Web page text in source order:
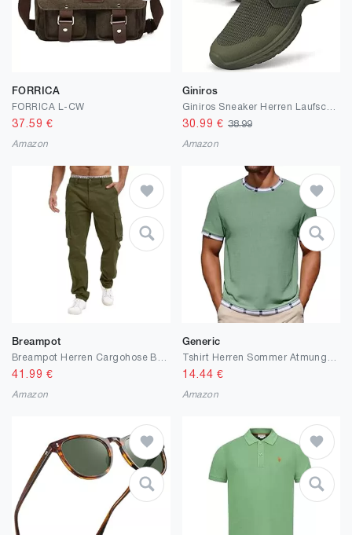
FORRICA
FORRICA L-CW
37.59 €
Amazon
Giniros
30.99 € 38.99
Amazon
Breampot
41.99 €
Amazon
Generic
14.44 €
Amazon